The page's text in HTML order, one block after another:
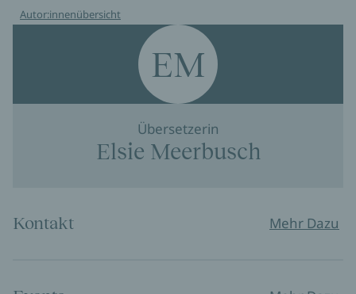
Autor:innenübersicht
EM
Übersetzerin
Elsie Meerbusch
Kontakt Mehr Dazu